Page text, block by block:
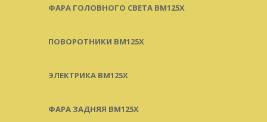
ФАРА ГОЛОВНОГО СВЕТА BM125X
ПОВОРОТНИКИ BM125X
ЭЛЕКТРИКА BM125X
ФАРА ЗАДНЯЯ BM125X